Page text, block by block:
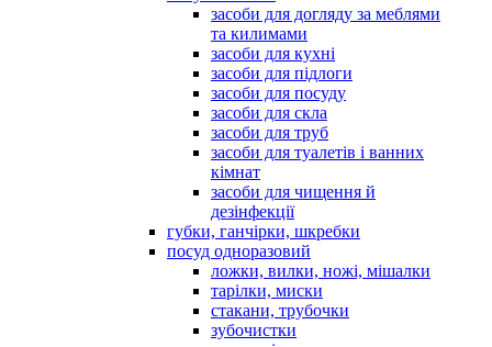
засоби для догляду за меблями
та килимами
засоби для кухні
засоби для підлоги
засоби для посуду
засоби для скла
засоби для труб
засоби для туалетів і ванних
кімнат
засоби для чищення й
дезінфекції
губки, ганчірки, шкребки
посуд одноразовий
ложки, вилки, ножі, мішалки
тарілки, миски
стакани, трубочки
зубочистки